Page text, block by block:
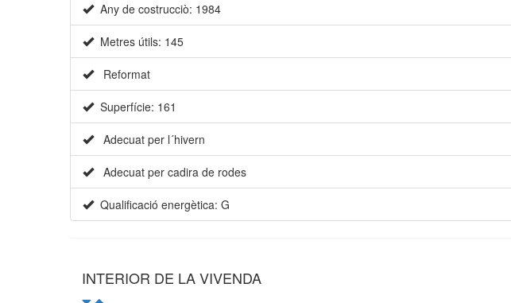
Any de costrucciò: 1984
Metres útils: 145
Reformat
Superfície: 161
Adecuat per l´hivern
Adecuat per cadira de rodes
Qualificació energètica: G
INTERIOR DE LA VIVENDA